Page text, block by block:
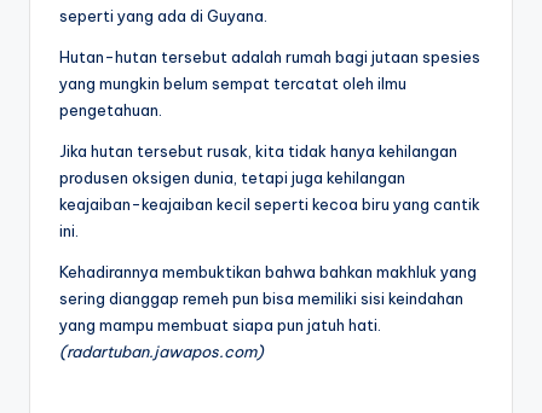
seperti yang ada di Guyana.
Hutan-hutan tersebut adalah rumah bagi jutaan spesies
yang mungkin belum sempat tercatat oleh ilmu
pengetahuan.
Jika hutan tersebut rusak, kita tidak hanya kehilangan
produsen oksigen dunia, tetapi juga kehilangan
keajaiban-keajaiban kecil seperti kecoa biru yang cantik
ini.
Kehadirannya membuktikan bahwa bahkan makhluk yang
sering dianggap remeh pun bisa memiliki sisi keindahan
yang mampu membuat siapa pun jatuh hati.
(radartuban.jawapos.com)